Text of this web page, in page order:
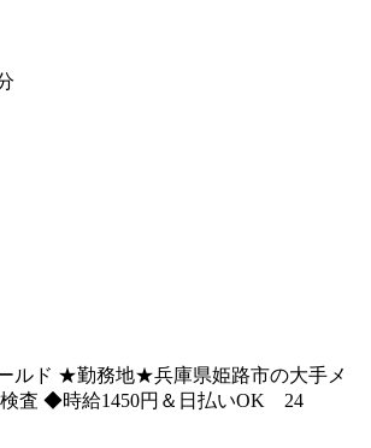
ルド ★勤務地★兵庫県姫路市の大手メ
査 ◆時給1450円＆日払いOK 24